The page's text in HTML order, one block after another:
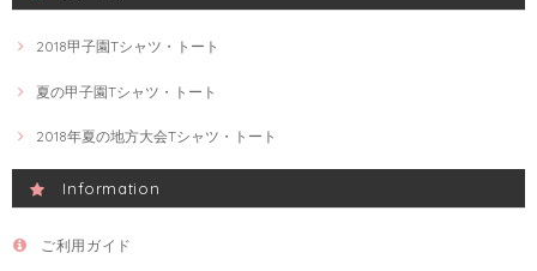
2018甲子園Tシャツ・トート
夏の甲子園Tシャツ・トート
2018年夏の地方大会Tシャツ・トート
Information
ご利用ガイド